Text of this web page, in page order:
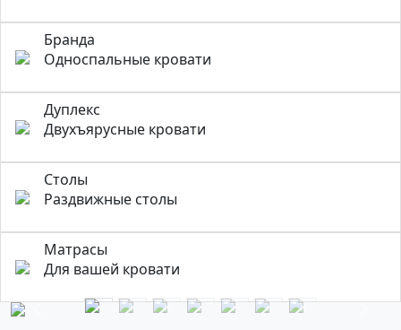
Бранда
Односпальные кровати
Дуплекс
Двухъярусные кровати
Столы
Раздвижные столы
Матрасы
Для вашей кровати
Previous